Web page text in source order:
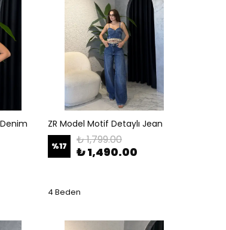
ZR Model Motif Detaylı Jean
%17 ₺ 1,799.00
₺ 1,490.00
4 Beden